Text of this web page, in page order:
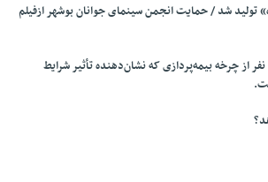
تولید شد / حمایت انجمن سینمای جوانان بوشهر ازفیلم
۴۰ هزار نفر از چرخه بیمه‌پردازی که نشان‌دهنده تأثیر شرایط